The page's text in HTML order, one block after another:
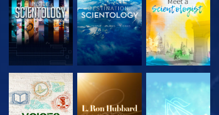
SERIE
ENTDECKEN
SERIE
ENTDECKEN
SERIE
ENTDECKEN